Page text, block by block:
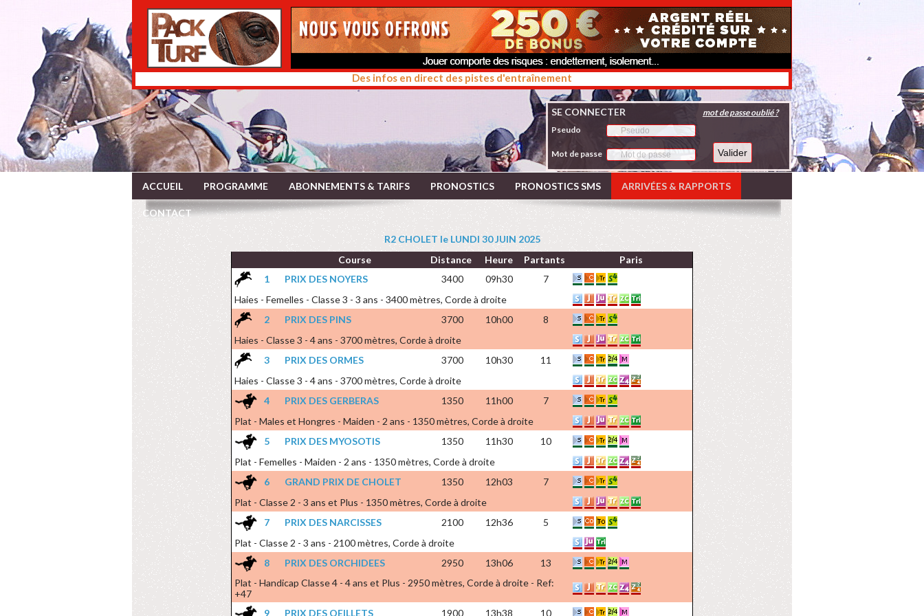
Des infos en direct des pistes d'entraînement
SE CONNECTER
Pseudo
Mot de passe
mot de passe oublié ?
ACCUEIL PROGRAMME ABONNEMENTS & TARIFS PRONOSTICS PRONOSTICS SMS ARRIVÉES & RAPPORTS
CONTACT
R2 CHOLET le LUNDI 30 JUIN 2025
Course
Distance Heure Partants
Paris
1
PRIX DES NOYERS 3400 09h30
7
Haies - Femelles - Classe 3 - 3 ans - 3400 mètres, Corde à droite
2
PRIX DES PINS 3700 10h00
8
Haies - Classe 3 - 4 ans - 3700 mètres, Corde à droite
3
PRIX DES ORMES 3700 10h30
11
Haies - Classe 3 - 4 ans - 3700 mètres, Corde à droite
4
PRIX DES GERBERAS 1350 11h00
7
Plat - Males et Hongres - Maiden - 2 ans - 1350 mètres, Corde à droite
5
PRIX DES MYOSOTIS 1350 11h30
10
Plat - Femelles - Maiden - 2 ans - 1350 mètres, Corde à droite
6
GRAND PRIX DE CHOLET 1350 12h03
7
Plat - Classe 2 - 3 ans et Plus - 1350 mètres, Corde à droite
7
PRIX DES NARCISSES 2100 12h36
5
Plat - Classe 2 - 3 ans - 2100 mètres, Corde à droite
8
PRIX DES ORCHIDEES 2950 13h06
13
Plat - Handicap Classe 4 - 4 ans et Plus - 2950 mètres, Corde à droite - Ref:
+47
9
PRIX DES OEILLETS 1900 13h38 10